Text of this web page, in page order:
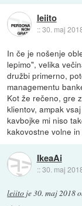
leiito
::30. maj
In če je nošenje
lepimo", velika
družbi primerno,
managementu
Kot že rečeno, gre
klientov, ampak
kavbojke mi niso
kakovostne volne
IkeaAi
::30. maj
leiito je30. maj 2018